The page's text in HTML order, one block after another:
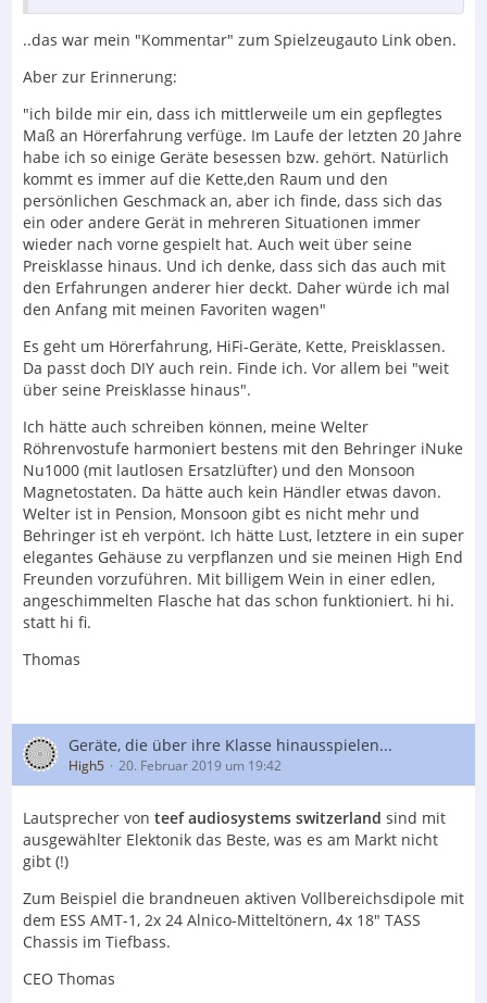
..das war mein "Kommentar" zum Spielzeugauto Link oben.
Aber zur Erinnerung:
"ich bilde mir ein, dass ich mittlerweile um ein gepflegtes
Maß an Hörerfahrung verfüge. Im Laufe der letzten 20 Jahre
habe ich so einige Geräte besessen bzw. gehört. Natürlich
kommt es immer auf die Kette,den Raum und den
persönlichen Geschmack an, aber ich finde, dass sich das
ein oder andere Gerät in mehreren Situationen immer
wieder nach vorne gespielt hat. Auch weit über seine
Preisklasse hinaus. Und ich denke, dass sich das auch mit
den Erfahrungen anderer hier deckt. Daher würde ich mal
den Anfang mit meinen Favoriten wagen"
Es geht um Hörerfahrung, HiFi-Geräte, Kette, Preisklassen.
Da passt doch DIY auch rein. Finde ich. Vor allem bei "weit
über seine Preisklasse hinaus".
Ich hätte auch schreiben können, meine Welter
Röhrenvostufe harmoniert bestens mit den Behringer iNuke
Nu1000 (mit lautlosen Ersatzlüfter) und den Monsoon
Magnetostaten. Da hätte auch kein Händler etwas davon.
Welter ist in Pension, Monsoon gibt es nicht mehr und
Behringer ist eh verpönt. Ich hätte Lust, letztere in ein super
elegantes Gehäuse zu verpflanzen und sie meinen High End
Freunden vorzuführen. Mit billigem Wein in einer edlen,
angeschimmelten Flasche hat das schon funktioniert. hi hi.
statt hi fi.
Thomas
Geräte, die über ihre Klasse hinausspielen...
High5 20. Februar 2019 um 19:42
Lautsprecher von teef audiosystems switzerland sind mit
ausgewählter Elektonik das Beste, was es am Markt nicht
gibt (!)
Zum Beispiel die brandneuen aktiven Vollbereichsdipole mit
dem ESS AMT-1, 2x 24 Alnico-Mitteltönern, 4x 18" TASS
Chassis im Tiefbass.
CEO Thomas